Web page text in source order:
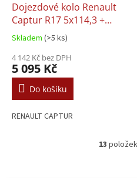
Dojezdové kolo Renault
Captur R17 5x114,3 +
sada
Skladem (>5 ks)
4 142 Kč bez DPH
5 095 Kč
Do košíku
RENAULT CAPTUR
O
13